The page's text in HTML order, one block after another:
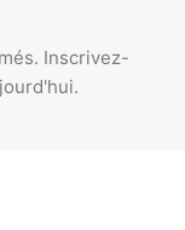
Inscrivez-